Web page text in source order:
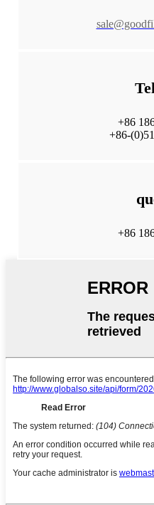
+86
+86-
+86